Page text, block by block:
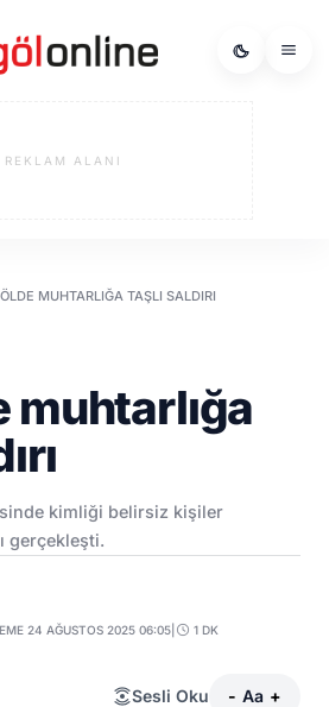
REKLAM ALANI
MUHTARLIĞA TAŞLI SALDIRI
muhtarlığa
kimliği belirsiz kişiler
gerçekleşti.
24 AĞUSTOS 2025 06:05 1 DK
Sesli Oku - Aa +